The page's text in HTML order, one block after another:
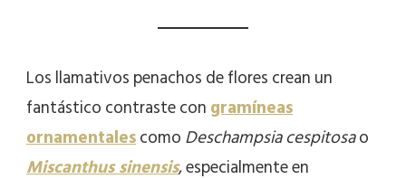
Los llamativos penachos de flores crean un
fantástico contraste congramíneas
ornamentalescomoDeschampsia cespitosao
Miscanthus sinensis, especialmente en